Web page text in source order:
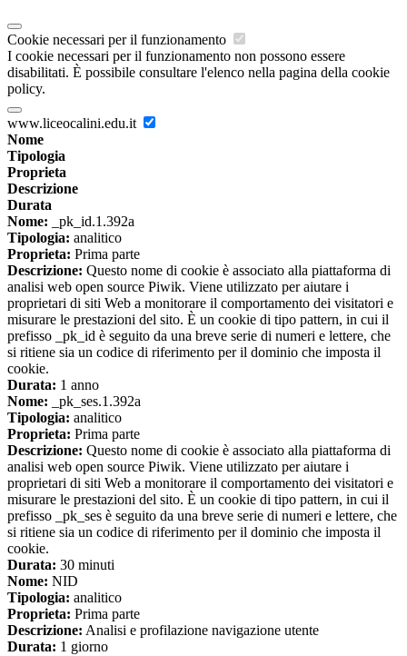
Cookie necessari per il funzionamento
I cookie necessari per il funzionamento non possono essere
disabilitati. È possibile consultare l'elenco nella pagina della cookie
policy.
www.liceocalini.edu.it
Nome
Tipologia
Proprieta
Descrizione
Durata
Nome: _pk_id.1.392a
Tipologia: analitico
Proprieta: Prima parte
Descrizione: Questo nome di cookie è associato alla piattaforma di
analisi web open source Piwik. Viene utilizzato per aiutare i
proprietari di siti Web a monitorare il comportamento dei visitatori e
misurare le prestazioni del sito. È un cookie di tipo pattern, in cui il
prefisso _pk_id è seguito da una breve serie di numeri e lettere, che
si ritiene sia un codice di riferimento per il dominio che imposta il
cookie.
Durata: 1 anno
Nome: _pk_ses.1.392a
Tipologia: analitico
Proprieta: Prima parte
Descrizione: Questo nome di cookie è associato alla piattaforma di
analisi web open source Piwik. Viene utilizzato per aiutare i
proprietari di siti Web a monitorare il comportamento dei visitatori e
misurare le prestazioni del sito. È un cookie di tipo pattern, in cui il
prefisso _pk_ses è seguito da una breve serie di numeri e lettere, che
si ritiene sia un codice di riferimento per il dominio che imposta il
cookie.
Durata: 30 minuti
Nome: NID
Tipologia: analitico
Proprieta: Prima parte
Descrizione: Analisi e profilazione navigazione utente
Durata: 1 giorno